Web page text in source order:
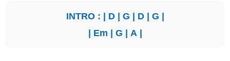
INTRO : | D| G | D| G |
| Em | G | A |